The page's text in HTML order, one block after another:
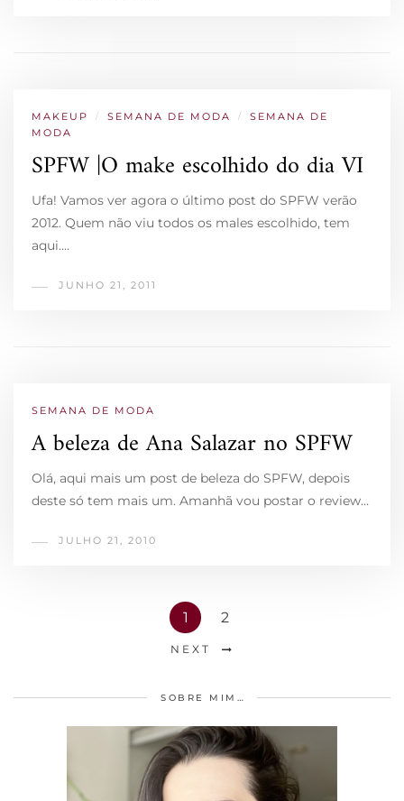
MAKEUP / SEMANA DE MODA /
SEMANA DE
MODA
SPFW |O make escolhido do dia VI
Ufa! Vamos ver agora o último post do SPFW verão
2012. Quem não viu todos os males escolhido, tem
aqui.…
JUNHO 21, 2011
SEMANA DE MODA
A beleza de Ana Salazar no SPFW
Olá, aqui mais um post de beleza do SPFW, depois
deste só tem mais um. Amanhã vou postar o review…
JULHO 21, 2010
1 2
NEXT
SOBRE MIM…